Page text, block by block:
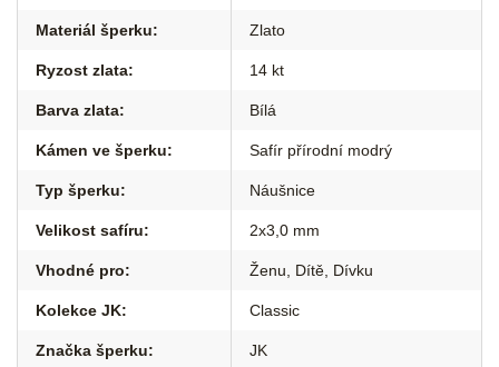
Materiál šperku: Zlato
Ryzost zlata: 14 kt
Barva zlata: Bílá
Kámen ve šperku: Safír přírodní modrý
Typ šperku: Náušnice
Velikost safíru: 2x3,0 mm
Vhodné pro: Ženu Dítě Dívku
Kolekce JK: Classic
Značka šperku: JK